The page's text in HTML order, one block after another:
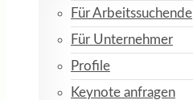
Für Arbeitssuchende
Für Unternehmer
Profile
Keynote anfragen